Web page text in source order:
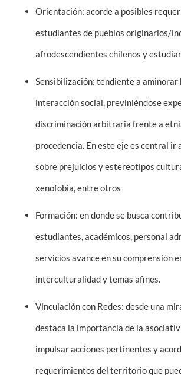
Orientación: acorde a posibles
estudiantes de pueblos originarios/
afrodescendientes chilenos y
Sensibilización: tendiente a aminorar
interacción social, previniéndose
discriminación arbitraria frente a
procedencia. En este eje es central ir
sobre prejuicios y estereotipos
xenofobia, entre otros
Formación: en donde se busca
estudiantes, académicos, personal
servicios avance en su comprensión
interculturalidad y temas afines.
Vinculación con Redes: desde una
destaca la importancia de la
impulsar acciones pertinentes y
requerimientos del territorio que